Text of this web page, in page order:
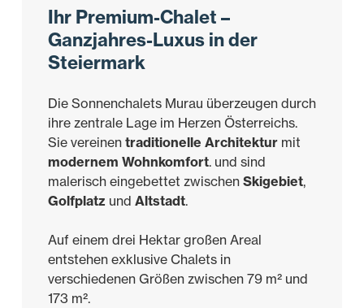
Ihr Premium-Chalet –
Ganzjahres-Luxus in der
Steiermark
Die Sonnenchalets Murau überzeugen durch
ihre zentrale Lage im Herzen Österreichs.
Sie vereinen traditionelle Architekturmit
modernem Wohnkomfort. und sind
malerisch eingebettet zwischen Skigebiet,
Golfplatz und Altstadt.
Auf einem drei Hektar großen Areal
entstehen exklusive Chalets in
verschiedenen Größen zwischen 79 m² und
173 m².